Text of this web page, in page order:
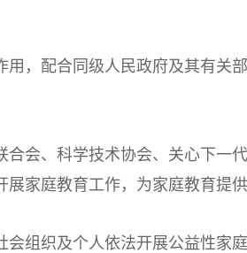
配合同级人民政府及其有关部
、科学技术协会、关心下一代
家庭教育工作，为家庭教育提供
织及个人依法开展公益性家庭